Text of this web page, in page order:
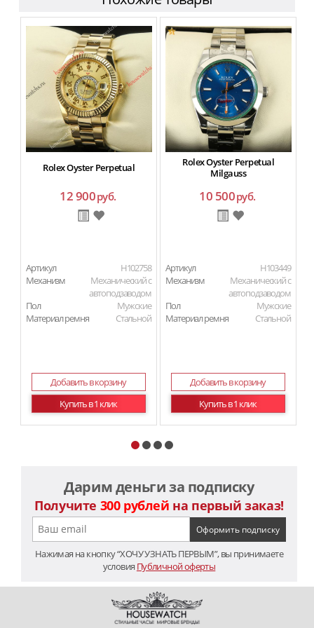
Rolex Oyster Perpetual
12 900руб.
Артикул
H102758
Механизм
Механический с
автоподзаводом
Пол
Мужские
Материал ремня
Стальной
Добавить в корзину
Купить в 1 клик
Rolex Oyster Perpetual
Milgauss
10 500руб.
Артикул
H103449
Механизм
Механический с
автоподзаводом
Пол
Мужские
Материал ремня
Стальной
Добавить в корзину
Купить в 1 клик
Дарим деньги за подписку
Получите 300 рублей на первый заказ!
Нажимая на кнопку “ХОЧУ УЗНАТЬ ПЕРВЫМ”, вы принимаете
условия Публичной оферты